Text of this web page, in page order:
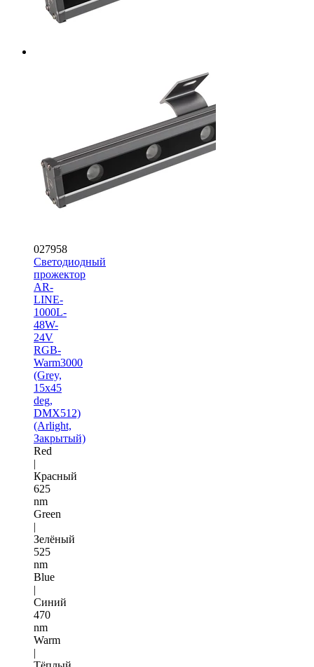
027958
Светодиодный
прожектор
AR-
LINE-
1000L-
48W-
24V
RGB-
Warm3000
(Grey,
15x45
deg,
DMX512)
(Arlight,
Закрытый)
Red
|
Красный
625
nm
Green
|
Зелёный
525
nm
Blue
|
Синий
470
nm
Warm
|